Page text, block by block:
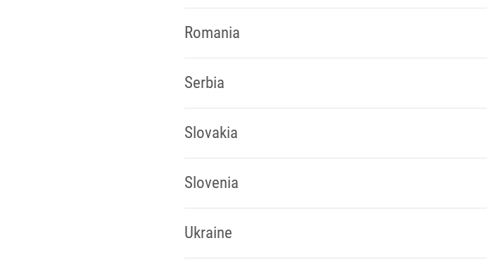
Romania
Serbia
Slovakia
Slovenia
Ukraine